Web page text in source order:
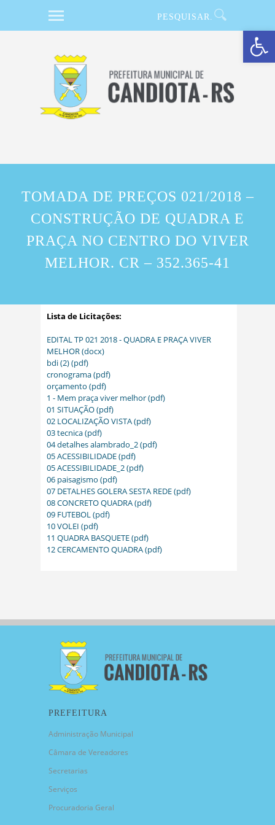
Barra de Ferramentas Aberta
TOMADA DE PREÇOS 021/2018 –
CONSTRUÇÃO DE QUADRA E
PRAÇA NO CENTRO DO VIVER
MELHOR. CR – 352.365-41
Lista de Licitações:
EDITAL TP 021 2018 - QUADRA E PRAÇA VIVER
MELHOR (docx)
bdi (2) (pdf)
cronograma (pdf)
orçamento (pdf)
1 - Mem praça viver melhor (pdf)
01 SITUAÇÃO (pdf)
02 LOCALIZAÇÃO VISTA (pdf)
03 tecnica (pdf)
04 detalhes alambrado_2 (pdf)
05 ACESSIBILIDADE (pdf)
05 ACESSIBILIDADE_2 (pdf)
06 paisagismo (pdf)
07 DETALHES GOLERA SESTA REDE (pdf)
08 CONCRETO QUADRA (pdf)
09 FUTEBOL (pdf)
10 VOLEI (pdf)
11 QUADRA BASQUETE (pdf)
12 CERCAMENTO QUADRA (pdf)
PREFEITURA
Administração Municipal
Câmara de Vereadores
Secretarias
Serviços
Procuradoria Geral